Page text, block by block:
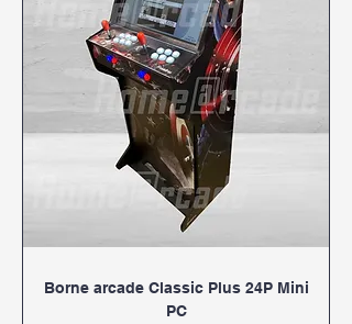
Borne arcade Classic Plus 24P Mini
PC